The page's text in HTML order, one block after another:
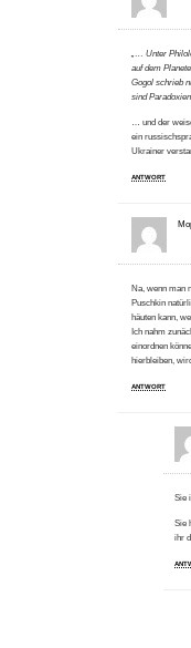
„… Unter
auf dem
Gogol schrieb
sind
… und der
ein
Ukrainer
ANTWORT
Na, wenn man
Puschkin
häuten kann,
Ich nahm
einordnen
hierbleiben,
ANTWORT
Sie
Sie
ihr